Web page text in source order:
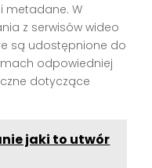
metadane. W
z serwisów wideo
są udostępnione do
odpowiedniej
dotyczące
jaki to utwór